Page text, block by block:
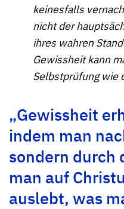
keinesfalls
nicht der
ihres wahren
Gewissheit kann
Selbstprüfung wie
„Gewissheit
indem man
sondern durch
man auf
auslebt, was